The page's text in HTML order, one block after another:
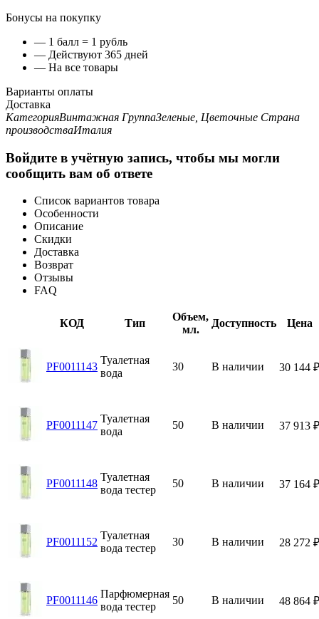
Бонусы на покупку
— 1 балл = 1 рубль
— Действуют 365 дней
— На все товары
Варианты оплаты
Доставка
КатегорияВинтажная ГруппаЗеленые, Цветочные Страна
производстваИталия
Войдите в учётную запись, чтобы мы могли
сообщить вам об ответе
Список вариантов товара
Особенности
Описание
Скидки
Доставка
Возврат
Отзывы
FAQ
КОД Тип
Объем,
мл.
Доступность Цена
PF0011143
Туалетная
вода
30 В наличии 30 144 ₽
PF0011147
Туалетная
вода
50 В наличии 37 913 ₽
PF0011148
Туалетная
вода тестер
50 В наличии 37 164 ₽
PF0011152
Туалетная
вода тестер
30 В наличии 28 272 ₽
PF0011146
Парфюмерная
вода тестер
50 В наличии 48 864 ₽